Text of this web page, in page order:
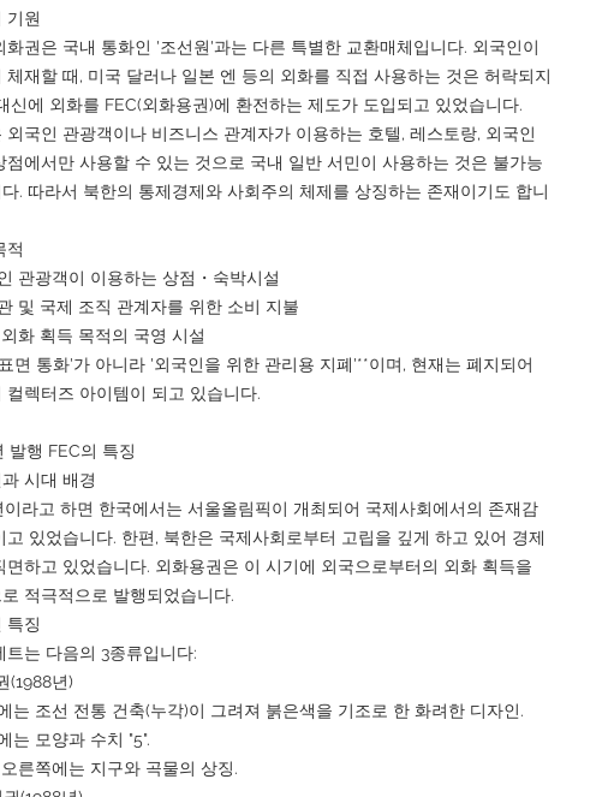
기원
화권은 국내 통화인 '조선원'과는 다른 특별한 교환매체입니다. 외국인이
체재할 때, 미국 달러나 일본 엔 등의 외화를 직접 사용하는 것은 허락되지
신에 외화를 FEC(외화용권)에 환전하는 제도가 도입되고 있었습니다.
외국인 관광객이나 비즈니스 관계자가 이용하는 호텔, 레스토랑, 외국인
점에서만 사용할 수 있는 것으로 국내 일반 서민이 사용하는 것은 불가능
. 따라서 북한의 통제경제와 사회주의 체제를 상징하는 존재이기도 합니
적
관광객이 이용하는 상점・숙박시설
및 국제 조직 관계자를 위한 소비 지불
외화 획득 목적의 국영 시설
면 통화'가 아니라 '외국인을 위한 관리용 지폐'**이며, 현재는 폐지되어
컬렉터즈 아이템이 되고 있습니다.
발행 FEC의 특징
시대 배경
이라고 하면 한국에서는 서울올림픽이 개최되어 국제사회에서의 존재감
고 있었습니다. 한편, 북한은 국제사회로부터 고립을 깊게 하고 있어 경제
면하고 있었습니다. 외화용권은 이 시기에 외국으로부터의 외화 획득을
적극적으로 발행되었습니다.
특징
트는 다음의 3종류입니다:
(1988년)
는 조선 전통 건축(누각)이 그려져 붉은색을 기조로 한 화려한 디자인.
는 모양과 수치 "5".
오른쪽에는 지구와 곡물의 상징.